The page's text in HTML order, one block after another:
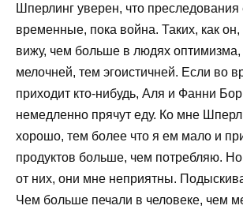
Шперлинг уверен, что преследования
временные, пока война. Таких, как
вижу, чем больше в людях оптимизма,
мелочней, тем эгоистичней. Если во
приходит кто-нибудь, Аля и Фанни
немедленно прячут еду. Ко мне
хорошо, тем более что я ем мало и
продуктов больше, чем потребляю.
от них, они мне неприятны.
Чем больше печали в человеке, чем